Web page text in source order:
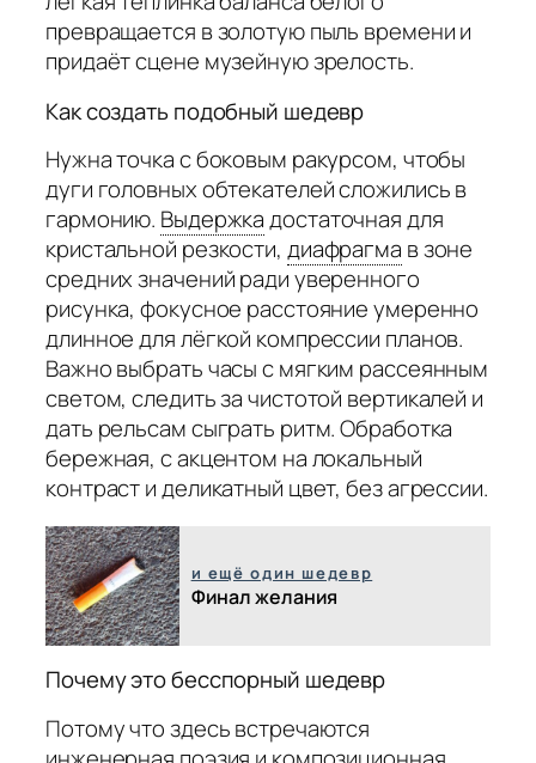
превращается в золотую пыль времени и
придаёт сцене музейную зрелость.
Как создать подобный шедевр
Нужна точка с боковым ракурсом, чтобы
дуги головных обтекателей сложились в
гармонию. Выдержкадостаточная для
кристальной резкости, диафрагма в зоне
средних значений ради уверенного
рисунка, фокусное расстояние умеренно
длинное для лёгкой компрессии планов.
Важно выбрать часы с мягким рассеянным
светом, следить за чистотой вертикалей и
дать рельсам сыграть ритм. Обработка
бережная, с акцентом на локальный
контраст и деликатный цвет, без агрессии.
и ещё один шедевр
Финал желания
Почему это бесспорный шедевр
Потому что здесь встречаются